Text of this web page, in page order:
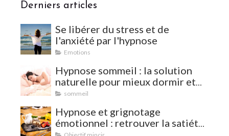
Derniers articles
Se libérer du stress et de
l'anxiété par l'hypnose
Emotions
Hypnose sommeil : la solution
naturelle pour mieux dormir et
vaincre les insomnies
sommeil
Hypnose et grignotage
émotionnel : retrouver la satiété